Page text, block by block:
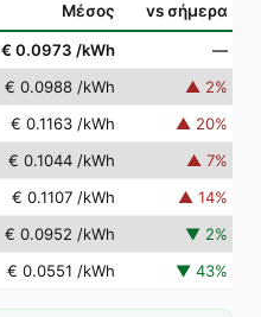
Μέσος vs σήμερα
€ 0.0973 /kWh
—
€ 0.0988 /kWh ▲ 2%
€ 0.1163 /kWh ▲ 20%
€ 0.1044 /kWh ▲ 7%
€ 0.1107 /kWh ▲ 14%
€ 0.0952 /kWh ▼ 2%
€ 0.0551 /kWh ▼ 43%